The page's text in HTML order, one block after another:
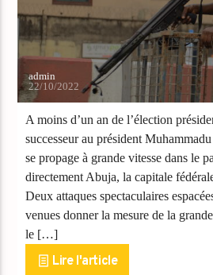
admin
22/10/2022
A moins d’un an de l’élection
successeur au président
se propage à grande vitesse dans le
directement Abuja, la capitale
Deux attaques spectaculaires
venues donner la mesure de la
le […]
Lire l'article